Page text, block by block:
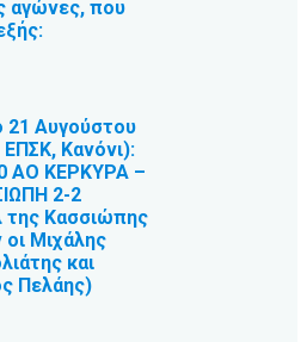
αγώνες, που
21 Αυγούστου
Κανόνι):
ΑΟ ΚΕΡΚΥΡΑ –
2-2
της Κασσιώπης
Μιχάλης
και
Πελάης)